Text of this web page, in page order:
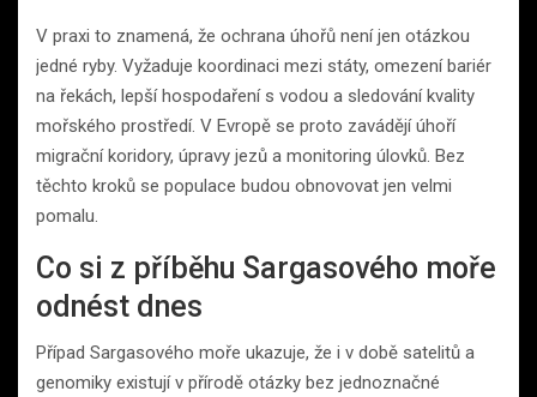
V praxi to znamená, že ochrana úhořů není jen otázkou
jedné ryby. Vyžaduje koordinaci mezi státy, omezení bariér
na řekách, lepší hospodaření s vodou a sledování kvality
mořského prostředí. V Evropě se proto zavádějí úhoří
migrační koridory, úpravy jezů a monitoring úlovků. Bez
těchto kroků se populace budou obnovovat jen velmi
pomalu.
Co si z příběhu Sargasového moře
odnést dnes
Případ Sargasového moře ukazuje, že i v době satelitů a
genomiky existují v přírodě otázky bez jednoznačné